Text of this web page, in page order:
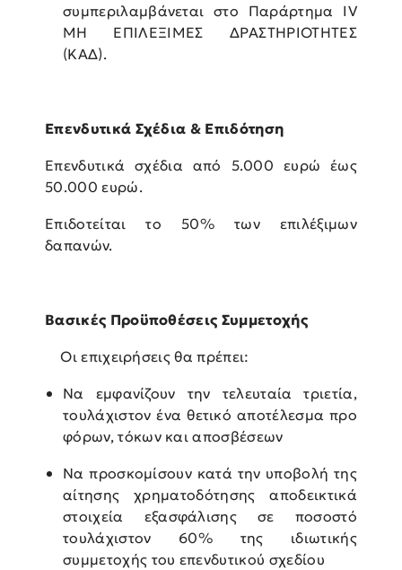
συμπεριλαμβάνεται στο Παράρτημα ΙV
ΜΗ EΠΙΛΕΞΙΜΕΣ ΔΡΑΣΤΗΡΙΟΤΗΤΕΣ
(ΚΑΔ).
Επενδυτικά Σχέδια & Επιδότηση
Επενδυτικά σχέδια από 5.000 ευρώ έως
50.000 ευρώ.
Επιδοτείται το 50% των επιλέξιμων
δαπανών.
Βασικές Προϋποθέσεις Συμμετοχής
Οι επιχειρήσεις θα πρέπει:
Να εμφανίζουν την τελευταία τριετία,
τουλάχιστον ένα θετικό αποτέλεσμα προ
φόρων, τόκων και αποσβέσεων
Να προσκομίσουν κατά την υποβολή της
αίτησης χρηματοδότησης αποδεικτικά
στοιχεία εξασφάλισης σε ποσοστό
τουλάχιστον 60% της ιδιωτικής
συμμετοχής του επενδυτικού σχεδίου